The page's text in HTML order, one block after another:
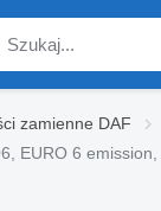
zamienne DAF
EURO 6